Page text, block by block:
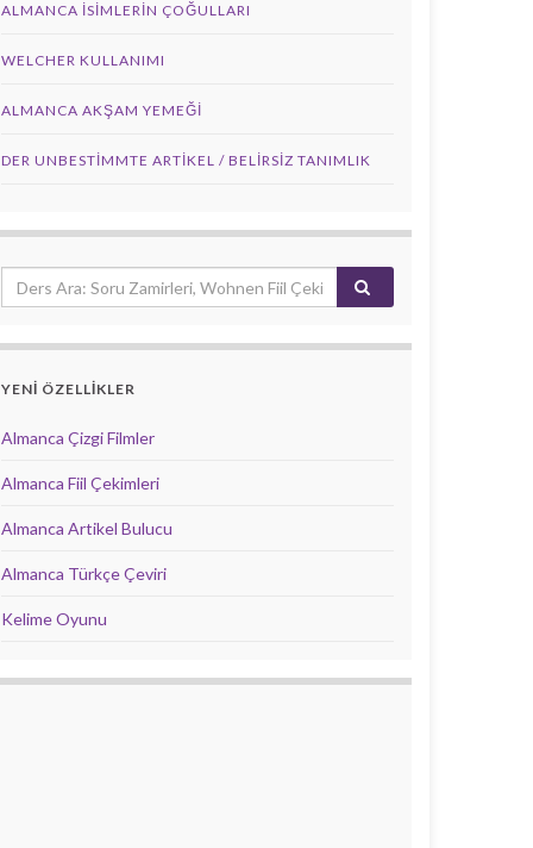
ALMANCA İSIMLERIN ÇOĞULLARI
WELCHER KULLANIMI
ALMANCA AKŞAM YEMEĞI
DER UNBESTIMMTE ARTIKEL / BELIRSIZ TANIMLIK
YENİ ÖZELLİKLER
Almanca Çizgi Filmler
Almanca Fiil Çekimleri
Almanca Artikel Bulucu
Almanca Türkçe Çeviri
Kelime Oyunu